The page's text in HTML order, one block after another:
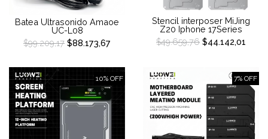
Batea Ultrasonido Amaoe
UC-L08
$99.209,17 $88.173,67
Stencil interposer MiJing
Z20 Iphone 17Series
$49.659,76 $44.142,01
10% OFF 7% OFF